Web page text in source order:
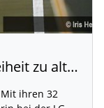
Anjuli Knäsche: Mit neuer Freiheit zu alten Höhen
ihren 32